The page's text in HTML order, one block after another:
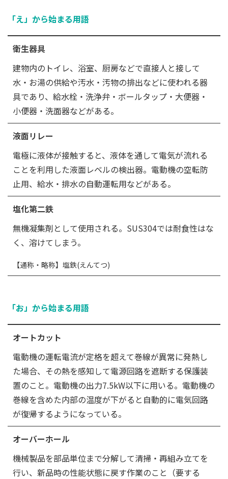
「え」から始まる用語
衛生器具
建物内のトイレ、浴室、厨房などで直接人と接して
水・お湯の供給や汚水・汚物の排出などに使われる器
具であり、給水栓・洗浄弁・ボールタップ・大便器・
小便器・洗面器などがある。
液面リレー
電極に液体が接触すると、液体を通して電気が流れる
ことを利用した液面レベルの検出器。電動機の空転防
止用、給水・排水の自動運転用などがある。
塩化第二鉄
無機凝集剤として使用される。SUS304では耐食性はな
く、溶けてしまう。
【通称・略称】塩鉄(えんてつ)
「お」から始まる用語
オートカット
電動機の運転電流が定格を超えて巻線が異常に発熱し
た場合、その熱を感知して電源回路を遮断する保護装
置のこと。電動機の出力7.5kW以下に用いる。電動機の
巻線を含めた内部の温度が下がると自動的に電気回路
が復帰するようになっている。
オーバーホール
機械製品を部品単位まで分解して清掃・再組み立てを
行い、新品時の性能状態に戻す作業のこと（要する